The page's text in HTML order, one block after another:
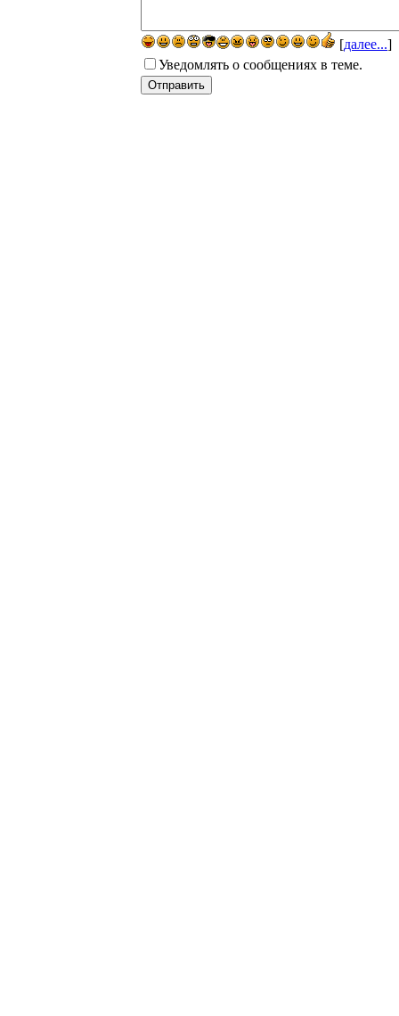
[далее...]
Уведомлять о сообщениях в теме.